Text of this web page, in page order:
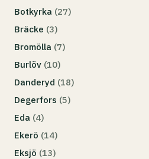
Botkyrka (27)
Bräcke (3)
Bromölla (7)
Burlöv (10)
Danderyd (18)
Degerfors (5)
Eda (4)
Ekerö (14)
Eksjö (13)